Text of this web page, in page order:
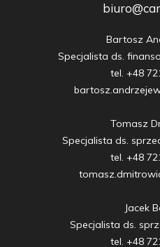
Bartosz
Specjalista ds.
tel. +48
Tomasz
Specjalista ds.
tel. +48
Jacek
Specjalista ds.
tel. +48